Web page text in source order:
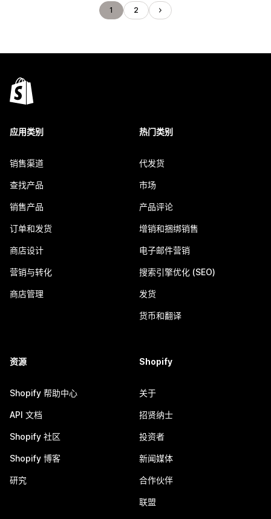
1 2
应用类别
销售渠道
查找产品
销售产品
订单和发货
商店设计
营销与转化
商店管理
热门类别
代发货
市场
产品评论
增销和捆绑销售
电子邮件营销
搜索引擎优化 (SEO)
发货
货币和翻译
资源
Shopify 帮助中心
API 文档
Shopify 社区
Shopify 博客
研究
Shopify
关于
招贤纳士
投资者
新闻媒体
合作伙伴
联盟